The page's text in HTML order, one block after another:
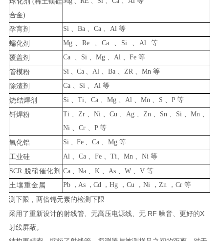
合金)
孕育剂 Si Ba Ca Al 等
蠕化剂 Mg Re Ca Si Al
等
覆盖剂 Ca Si Mg Al Fe 等
管模粉 Si Ca Al Ba ZR Mn 等
除渣剂 Ca Si Al 等
烧结焊剂 Si Ti Ca Mg Al Mn S P 等
钎焊粉 Ti Zr Ni Cu Ag Zn Sn Si Mn
Ni
Cr P 等
氧化铝 Si Fe Ca Mg 等
工业硅
Al Ca Fe Ti Mn Ni 等
SCR 脱硝催化剂 Ca Na K As W V 等
土壤重金 属 Pb ， As ， Cd ， Hg ， Cu ， Ni ， Zn ， Cr 等
测下限，两倍镉元素的检测下限
采用了重新设计的射线管、无高压电源线、无RF 噪音、更好的X
射线屏蔽。